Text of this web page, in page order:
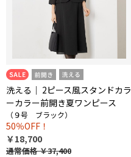
洗える｜ 2ピース風スタンドカラ
ーカラー前開き夏ワンピース
（９号 ブラック）
50％OFF！
￥18,700
通常価格￥37,400